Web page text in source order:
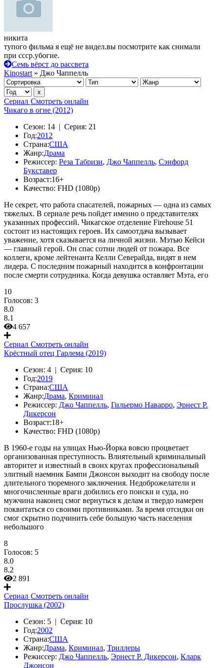
никита
тупого фильма я ещё не видел.вы посмотрите как снимали
при ссср.убогие.
Семь вёрст до рассвета
Kinostart » Джо Чаппелль
Сериал Смотреть онлайн
Чикаго в огне (2012)
Сезон: 14 | Серия: 21
Год:2012
Страна:США
Жанр:Драма
Режиссер: Реза Табризи, Джо Чаппелль, Сэнфорд
Букставер
Возраст:16+
Качество: FHD (1080p)
Не секрет, что работа спасателей, пожарных — одна из самых
тяжелых. В сериале речь пойдет именно о представителях
указанных профессий. Чикагское отделение Firehouse 51
состоит из настоящих героев. Их самоотдача вызывает
уважение, хотя сказывается на личной жизни. Мэтью Кейси
— главный герой. Он спас сотни людей от пожара. Все
коллеги, кроме лейтенанта Келли Северайда, видят в нем
лидера. С последним пожарный находится в конфронтации
после смерти сотрудника. Когда девушка оставляет Мэта, его
10
Голосов: 3
8.0
8.1
4 657
Сериал Смотреть онлайн
Крёстный отец Гарлема (2019)
Сезон: 4 | Серия: 10
Год:2019
Страна:США
Жанр:Драма, Криминал
Режиссер: Джо Чаппелль, Гильермо Наварро, Эрнест Р.
Дикерсон
Возраст:18+
Качество: FHD (1080p)
В 1960-е годы на улицах Нью-Йорка вовсю процветает
организованная преступность. Влиятельный криминальный
авторитет и известный в своих кругах профессиональный
элитный наемник Бампи Джонсон выходит на свободу после
длительного тюремного заключения. Недоброжелатели и
многочисленные враги добились его поиски и суда, но
мужчина наконец смог вернуться к делам и твердо намерен
поквитаться со своими противниками. За время отсидки он
смог скрытно подчинить себе большую часть населения
небольшого
8
Голосов: 5
8.0
8.2
2 891
Сериал Смотреть онлайн
Прослушка (2002)
Сезон: 5 | Серия: 10
Год:2002
Страна:США
Жанр:Драма, Криминал, Триллеры
Режиссер: Джо Чаппелль, Эрнест Р. Дикерсон, Кларк
Джонсон